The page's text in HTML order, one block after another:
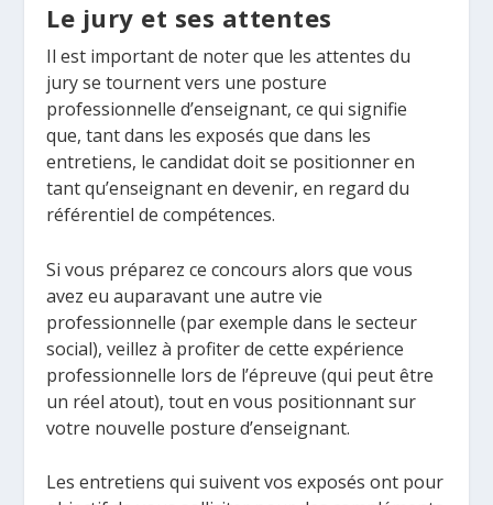
Le jury et ses attentes
Il est important de noter que les attentes du
jury se tournent vers une posture
professionnelle d’enseignant, ce qui signifie
que, tant dans les exposés que dans les
entretiens, le candidat doit se positionner en
tant qu’enseignant en devenir, en regard du
référentiel de compétences.
Si vous préparez ce concours alors que vous
avez eu auparavant une autre vie
professionnelle (par exemple dans le secteur
social), veillez à profiter de cette expérience
professionnelle lors de l’épreuve (qui peut être
un réel atout), tout en vous positionnant sur
votre nouvelle posture d’enseignant.
Les entretiens qui suivent vos exposés ont pour